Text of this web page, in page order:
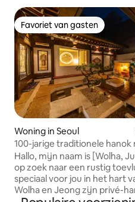
Favoriet van gasten
Favoriet van gasten
Woning in Seoul
100-jarige traditionele hanok
wolha.jeong
Hallo, mijn naam is [Wolha,
op zoek naar een rustig
speciaal voor jou in het hart
Wolha en Jeong zijn privé-